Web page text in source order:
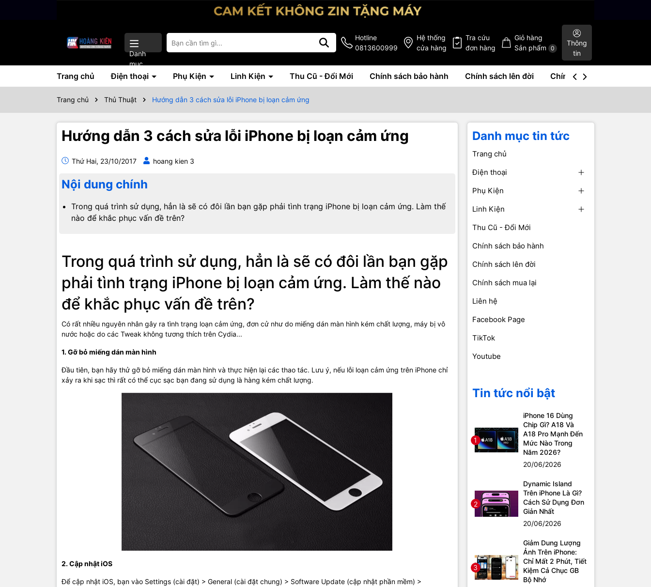
Danh
mục
Hotline
0813600999
Hệ thống
cửa hàng
Tra cứu
đơn hàng
Giỏ hàng
Sản phẩm
0
Thông
tin
Trang chủ Điện thoại Phụ Kiện Linh Kiện Thu Cũ - Đổi Mới Chính sách bảo hành Chính sách lên đời Chính sách mua lại
Trang chủ Thủ Thuật Hướng dẫn 3 cách sửa lỗi iPhone bị loạn cảm ứng
Hướng dẫn 3 cách sửa lỗi iPhone bị loạn cảm ứng
Thứ Hai, 23/10/2017 hoang kien 3
Nội dung chính
Trong quá trình sử dụng, hẳn là sẽ có đôi lần bạn gặp phải tình trạng iPhone bị loạn cảm ứng. Làm thế
nào để khắc phục vấn đề trên?
Trong quá trình sử dụng, hẳn là sẽ có đôi lần bạn gặp
phải tình trạng iPhone bị loạn cảm ứng. Làm thế nào
để khắc phục vấn đề trên?
Có rất nhiều nguyên nhân gây ra tình trạng loạn cảm ứng, đơn cử như do miếng dán màn hình kém chất lượng, máy bị vô
nước hoặc do các Tweak không tương thích trên Cydia...
1. Gỡ bỏ miếng dán màn hình
Đầu tiên, bạn hãy thử gỡ bỏ miếng dán màn hình và thực hiện lại các thao tác. Lưu ý, nếu lỗi loạn cảm ứng trên iPhone chỉ
xảy ra khi sạc thì rất có thể cục sạc bạn đang sử dụng là hàng kém chất lượng.
2. Cập nhật iOS
Để cập nhật iOS, bạn vào Settings (cài đặt) > General (cài đặt chung) > Software Update (cập nhật phần mềm) >
Danh mục tin tức
Trang chủ
Điện thoại
Phụ Kiện
Linh Kiện
Thu Cũ - Đổi Mới
Chính sách bảo hành
Chính sách lên đời
Chính sách mua lại
Liên hệ
Facebook Page
TikTok
Youtube
Tin tức nổi bật
1
iPhone 16 Dùng
Chip Gì? A18 Và
A18 Pro Mạnh Đến
Mức Nào Trong
Năm 2026?
20/06/2026
2
Dynamic Island
Trên iPhone Là Gì?
Cách Sử Dụng Đơn
Giản Nhất
20/06/2026
3
Giảm Dung Lượng
Ảnh Trên iPhone:
Chỉ Mất 2 Phút, Tiết
Kiệm Cả Chục GB
Bộ Nhớ